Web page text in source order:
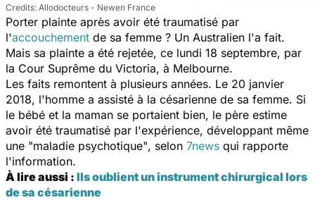
Allodocteurs - Newen France
Porter plainte après avoir été traumatisé par
l'accouchement de sa femme ? Un Australien l'a fait.
Mais sa plainte a été rejetée, ce lundi 18 septembre, par
la Cour Suprême du Victoria, à Melbourne.
Les faits remontent à plusieurs années. Le 20 janvier
2018, l'homme a assisté à la césarienne de sa femme. Si
le bébé et la maman se portaient bien, le père estime
avoir été traumatisé par l'expérience, développant même
une "maladie psychotique", selon 7news qui rapporte
l'information.
À lire aussi : Ils oublient un instrument chirurgical lors
de sa césarienne